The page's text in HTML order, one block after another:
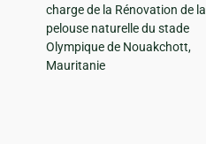
charge de la Rénovation de la
pelouse naturelle du stade
Olympique de Nouakchott,
Mauritanie